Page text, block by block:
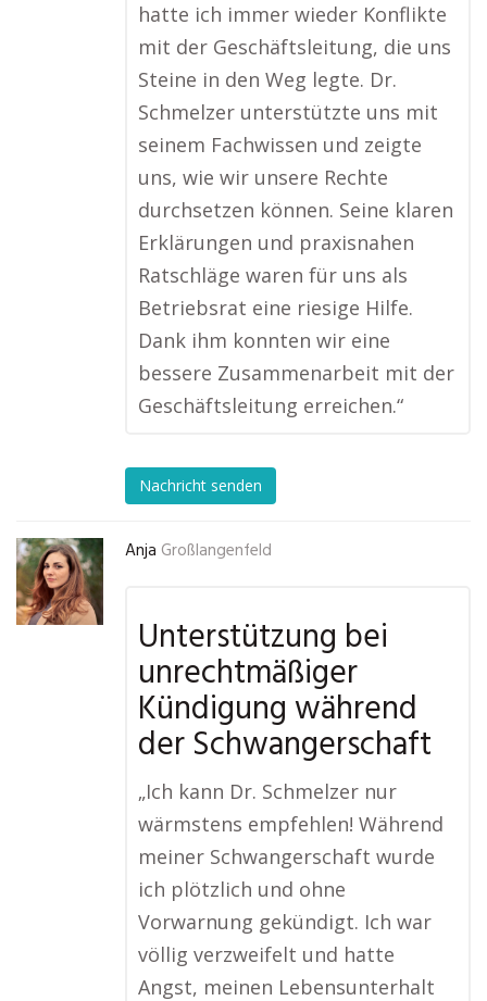
hatte ich immer wieder Konflikte
mit der Geschäftsleitung, die uns
Steine in den Weg legte. Dr.
Schmelzer unterstützte uns mit
seinem Fachwissen und zeigte
uns, wie wir unsere Rechte
durchsetzen können. Seine klaren
Erklärungen und praxisnahen
Ratschläge waren für uns als
Betriebsrat eine riesige Hilfe.
Dank ihm konnten wir eine
bessere Zusammenarbeit mit der
Geschäftsleitung erreichen.“
Nachricht senden
Anja Großlangenfeld
Unterstützung bei
unrechtmäßiger
Kündigung während
der Schwangerschaft
„Ich kann Dr. Schmelzer nur
wärmstens empfehlen! Während
meiner Schwangerschaft wurde
ich plötzlich und ohne
Vorwarnung gekündigt. Ich war
völlig verzweifelt und hatte
Angst, meinen Lebensunterhalt